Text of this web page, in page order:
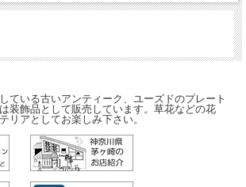
ている古いアンティーク、ユーズドのプレート
装飾品として販売しています。草花などの花
リアとしてお楽しみ下さい。